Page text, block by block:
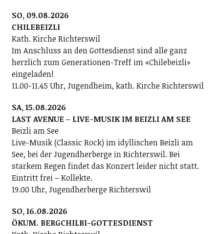
SO, 09.08.2026
CHILEBEIZLI
Kath. Kirche Richterswil
Im Anschluss an den Gottesdienst sind alle ganz
herzlich zum Generationen-Treff im «Chilebeizli»
eingeladen!
11.00-11.45 Uhr, Jugendheim, kath. Kirche Richterswil
SA, 15.08.2026
LAST AVENUE – LIVE-MUSIK IM BEIZLI AM SEE
Beizli am See
Live-Musik (Classic Rock) im idyllischen Beizli am
See, bei der Jugendherberge in Richterswil. Bei
starkem Regen findet das Konzert leider nicht statt.
Eintritt frei – Kollekte.
19.00 Uhr, Jugendherberge Richterswil
SO, 16.08.2026
ÖKUM. BERGCHILBI-GOTTESDIENST